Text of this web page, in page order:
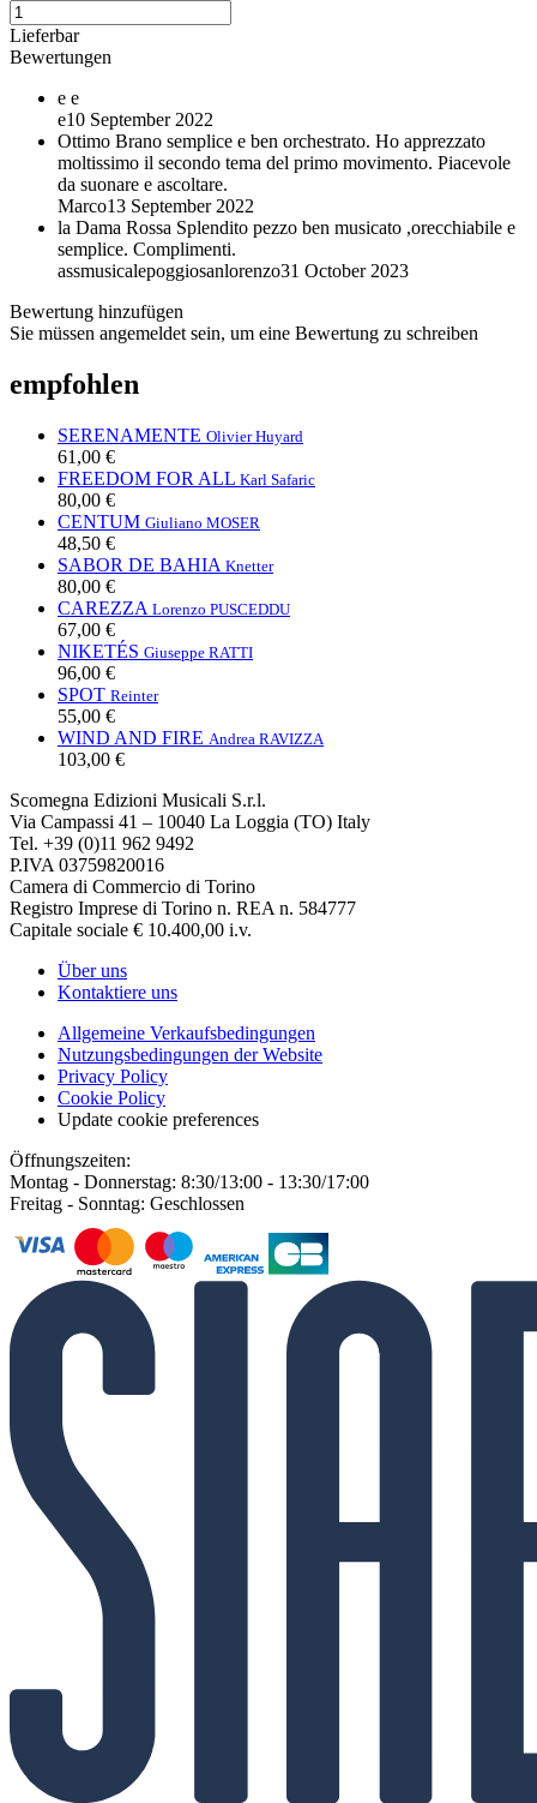
Lieferbar
Bewertungen
e e
e10 September 2022
Ottimo Brano semplice e ben orchestrato. Ho apprezzato
moltissimo il secondo tema del primo movimento. Piacevole
da suonare e ascoltare.
Marco13 September 2022
la Dama Rossa Splendito pezzo ben musicato ,orecchiabile e
semplice. Complimenti.
assmusicalepoggiosanlorenzo31 October 2023
Bewertung hinzufügen
Sie müssen angemeldet sein, um eine Bewertung zu schreiben
empfohlen
SERENAMENTE Olivier Huyard
61,00 €
FREEDOM FOR ALL Karl Safaric
80,00 €
CENTUM Giuliano MOSER
48,50 €
SABOR DE BAHIA Knetter
80,00 €
CAREZZA Lorenzo PUSCEDDU
67,00 €
NIKETÉS Giuseppe RATTI
96,00 €
SPOT Reinter
55,00 €
WIND AND FIRE Andrea RAVIZZA
103,00 €
Scomegna Edizioni Musicali S.r.l.
Via Campassi 41 – 10040 La Loggia (TO) Italy
Tel. +39 (0)11 962 9492
P.IVA 03759820016
Camera di Commercio di Torino
Registro Imprese di Torino n. REA n. 584777
Capitale sociale € 10.400,00 i.v.
Über uns
Kontaktiere uns
Allgemeine Verkaufsbedingungen
Nutzungsbedingungen der Website
Privacy Policy
Cookie Policy
Update cookie preferences
Öffnungszeiten:
Montag - Donnerstag: 8:30/13:00 - 13:30/17:00
Freitag - Sonntag: Geschlossen